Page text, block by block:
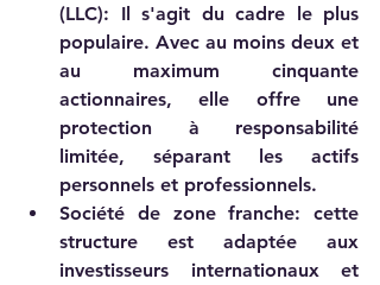
(LLC): Il s'agit du cadre le plus
populaire. Avec au moins deux et
au maximum cinquante
actionnaires, elle offre une
protection à responsabilité
limitée, séparant les actifs
personnels et professionnels.
Société de zone franche: cette
structure est adaptée aux
investisseurs internationaux et